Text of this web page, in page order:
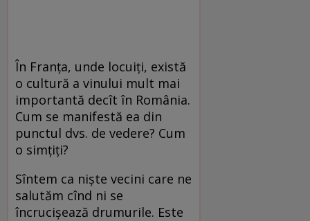
În Franța, unde locuiți, există
o cultură a vinului mult mai
importantă decît în România.
Cum se manifestă ea din
punctul dvs. de vedere? Cum
o simțiți?
Sîntem ca niște vecini care ne
salutăm cînd ni se
încrucișează drumurile. Este